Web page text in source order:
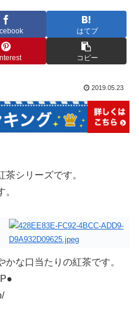
はてブ
コピー
2019.05.23
シリーズです。
な口当たりの紅茶です。